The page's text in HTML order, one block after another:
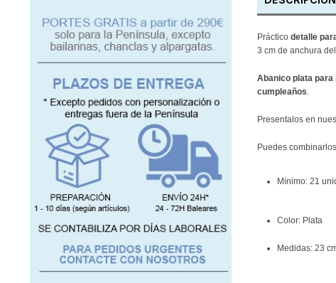
Práctico detalle
3 cm de anchura
Abanico plata para
cumpleaños.
Presentalos en
Puedes
Mínimo: 21
Color: Plata
Medidas: 23